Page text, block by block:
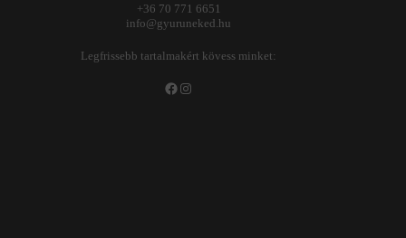
+36 70 771 6651
info@gyuruneked.hu
Legfrissebb tartalmakért kövess minket:
Facebook
Instagram